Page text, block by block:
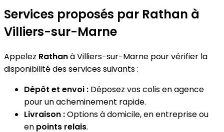
Services proposés par Rathan à
Villiers-sur-Marne
Appelez Rathanà Villiers-sur-Marne pour vérifier la
disponibilité des services suivants :
Dépôt et envoi : Déposez vos colis en agence
pour un acheminement rapide.
Livraison :Options à domicile, en entreprise ou
en points relais.